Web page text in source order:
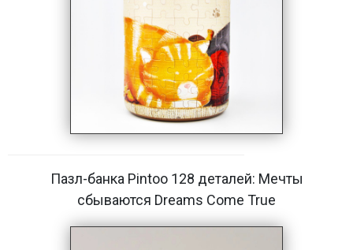
Пазл-банка Pintoo 128 деталей: Мечты
сбываются Dreams Come True